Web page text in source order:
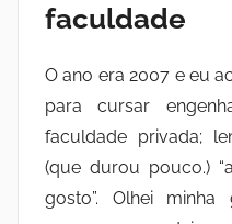
faculdade
O ano era 2007 e eu
para cursar
faculdade privada;
(que durou pouco.)
gosto”. Olhei